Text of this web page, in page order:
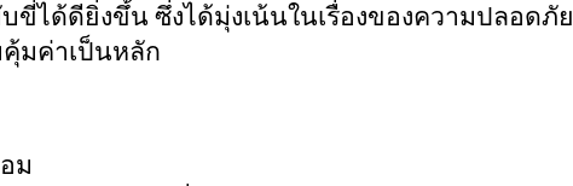
ได้ดียิ่งขึ้น ซึ่งได้มุ่งเน้นในเรื่องของความปลอดภัย
มค่าเป็นหลัก
ม